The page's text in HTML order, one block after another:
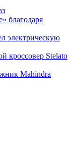
благодаря
электрическую
кроссовер Stelato
Mahindra